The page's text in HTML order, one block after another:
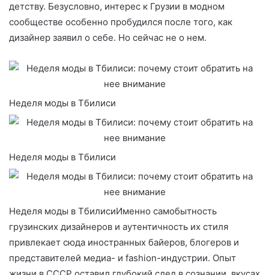
детству. Безусловно, интерес к Грузии в модном
сообществе особенно пробудился после того, как
дизайнер заявил о себе. Но сейчас не о нем.
Неделя моды в Тбилиси
Неделя моды в Тбилиси
Неделя моды в ТбилисиИменно самобытность
грузинских дизайнеров и аутентичность их стиля
привлекает сюда иностранных байеров, блогеров и
представителей медиа- и fashion-индустрии. Опыт